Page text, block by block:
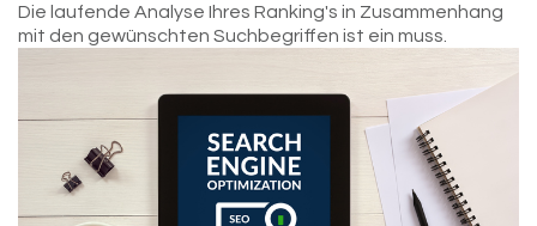
Die laufende Analyse Ihres Ranking's in Zusammenhang
mit den gewünschten Suchbegriffen ist ein muss.